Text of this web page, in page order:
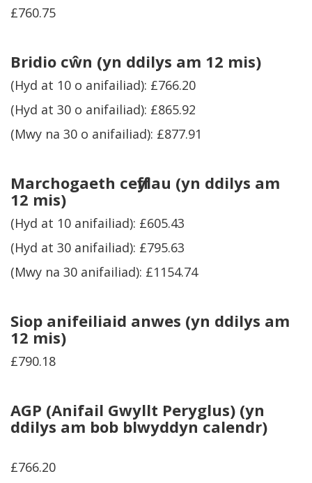
£760.75
Bridio cŵn (yn ddilys am 12 mis)
(Hyd at 10 o anifailiad): £766.20
(Hyd at 30 o anifailiad): £865.92
(Mwy na 30 o anifailiad): £877.91
Marchogaeth ceffylau (yn ddilys am
12 mis)
(Hyd at 10 anifailiad): £605.43
(Hyd at 30 anifailiad): £795.63
(Mwy na 30 anifailiad): £1154.74
Siop anifeiliaid anwes (yn ddilys am
12 mis)
£790.18
AGP (Anifail Gwyllt Peryglus) (yn
ddilys am bob blwyddyn calendr)
£766.20